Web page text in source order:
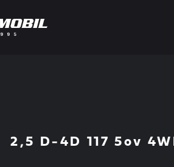
2,5 D-4D 117 5ov